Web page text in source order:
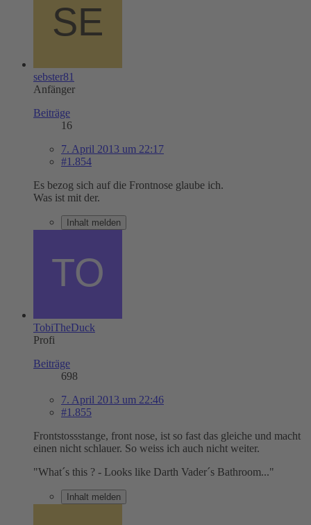
sebster81
Anfänger
Beiträge
16
7. April 2013 um 22:17
#1.854
Es bezog sich auf die Frontnose glaube ich.
Was ist mit der.
Inhalt melden
TobiTheDuck
Profi
Beiträge
698
7. April 2013 um 22:46
#1.855
Frontstossstange, front nose, ist so fast das gleiche und macht
einen nicht schlauer. So weiss ich auch nicht weiter.
"What´s this ? - Looks like Darth Vader´s Bathroom..."
Inhalt melden